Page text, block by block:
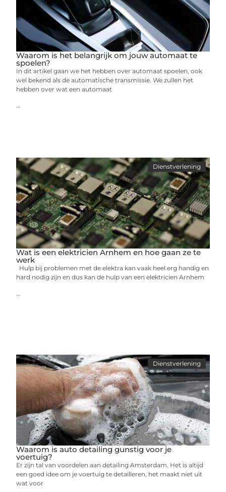
Waarom is het belangrijk om jouw automaat te
spoelen?
In dit artikel gaan we het hebben over automaat spoelen, ook
wel bekend als de automatische transmissie. We zullen het
hebben over wat een automaat
Dienstverlening
Wat is een elektricien Arnhem en hoe gaan ze te
werk
Hulp bij problemen met de elektra kan vaak heel erg handig en
hard nodig zijn en dus kan de hulp van een elektricien Arnhem
Dienstverlening
Waarom is auto detailing gunstig voor je
voertuig?
Er zijn tal van voordelen aan detailing Amsterdam. Het is altijd
een goed idee om je voertuig te detailleren, het maakt niet uit
wat voor